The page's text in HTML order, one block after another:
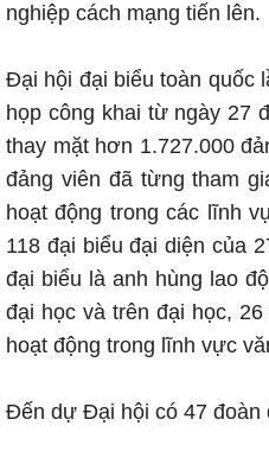
nghiệp cách mạng tiến lên.
Đại hội đại biểu toàn quốc
họp công khai từ ngày 27
thay mặt hơn 1.727.000
đảng viên đã từng tham
hoạt động trong các lĩnh
118 đại biểu đại diện của
đại biểu là anh hùng lao
đại học và trên đại học,
hoạt động trong lĩnh vực
Đến dự Đại hội có 47 đoàn